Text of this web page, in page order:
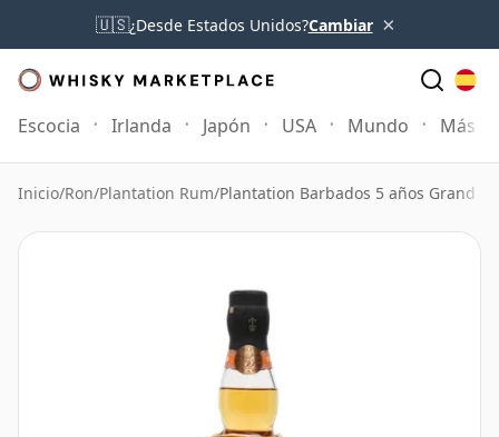
🇺🇸¿Desde Estados Unidos?Cambiar ×
Escocia Irlanda Japón USA Mundo Más
Inicio/Ron/Plantation Rum/Plantation Barbados 5 años Grand